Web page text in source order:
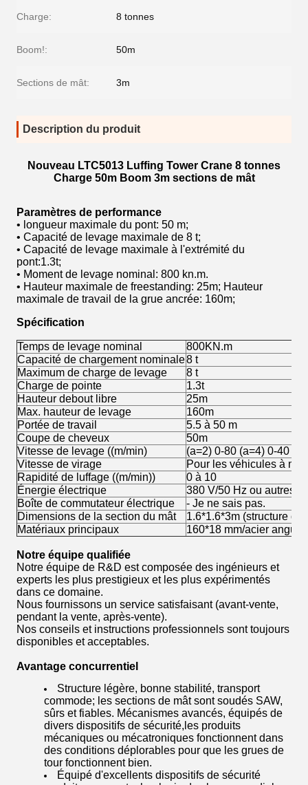
Charge: 8 tonnes
Boom!: 50m
Sections de mât: 3m
Description du produit
Nouveau LTC5013 Luffing Tower Crane 8 tonnes
Charge 50m Boom 3m sections de mât
Paramètres de performance
• longueur maximale du pont: 50 m;
• Capacité de levage maximale de 8 t;
• Capacité de levage maximale à l'extrémité du
pont:1.3t;
• Moment de levage nominal: 800 kn.m.
• Hauteur maximale de freestanding: 25m; Hauteur
maximale de travail de la grue ancrée: 160m;
Spécification
Temps de levage nominal
800KN.m
Capacité de chargement nominale8 t
Maximum de charge de levage
8 t
Charge de pointe
1.3t
Hauteur debout libre
25m
Max. hauteur de levage
160m
Portée de travail
5.5 à 50 m
Coupe de cheveux
50m
Vitesse de levage ((m/min)
(a=2) 0-80 (a=4) 0-40
Vitesse de virage
Pour les véhicules à
Rapidité de luffage ((m/min))
0 à 10
Énergie électrique
380 V/50 Hz ou autres
Boîte de commutateur électrique
- Je ne sais pas.
Dimensions de la section du mât
1.6*1.6*3m (structure
Matériaux principaux
160*18 mm/acier
Notre équipe qualifiée
Notre équipe de R&D est composée des ingénieurs et
experts les plus prestigieux et les plus expérimentés
dans ce domaine.
Nous fournissons un service satisfaisant (avant-vente,
pendant la vente, après-vente).
Nos conseils et instructions professionnels sont toujours
disponibles et acceptables.
Avantage concurrentiel
Structure légère, bonne stabilité, transport
commode; les sections de mât sont soudés SAW,
sûrs et fiables. Mécanismes avancés, équipés de
divers dispositifs de sécurité,les produits
mécaniques ou mécatroniques fonctionnent dans
des conditions déplorables pour que les grues de
tour fonctionnent bien.
Équipé d'excellents dispositifs de sécurité